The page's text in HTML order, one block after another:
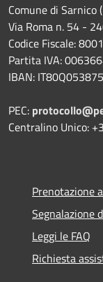
Comune di Sarnico
Via Roma n. 54 -
Codice Fiscale:
Partita IVA:
IBAN:
PEC:
Centralino Unico:
Prenotazione
Segnalazione
Leggi le FAQ
Richiesta